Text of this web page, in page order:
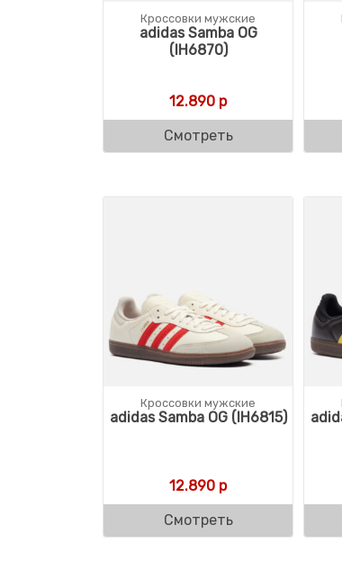
Кроссовки мужские
adidas Samba OG
(IH6870)
12.890 р
Смотреть
Кроссовки мужские
adidas Samba OG (IH6815)
12.890 р
Смотреть